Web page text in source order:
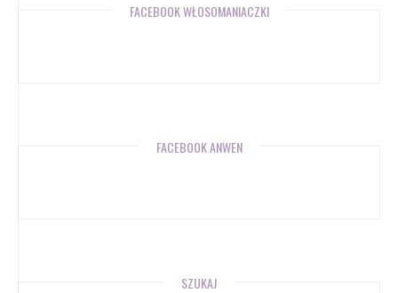
FACEBOOK WŁOSOMANIACZKI
FACEBOOK ANWEN
SZUKAJ